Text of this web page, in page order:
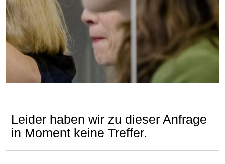
Leider haben wir zu dieser Anfrage
in Moment keine Treffer.